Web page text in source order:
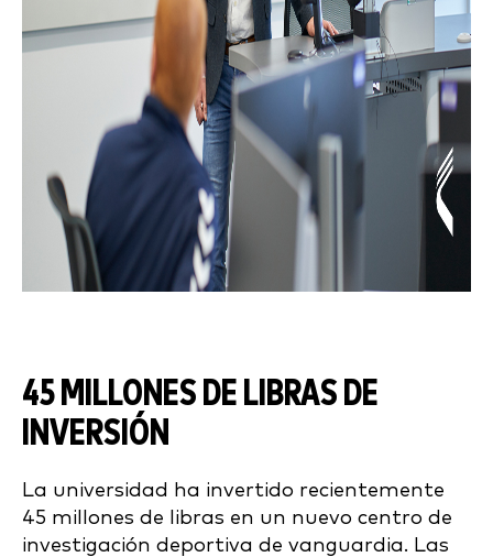
45 MILLONES DE LIBRAS DE
INVERSIÓN
La universidad ha invertido recientemente
45 millones de libras en un nuevo centro de
investigación deportiva de vanguardia. Las